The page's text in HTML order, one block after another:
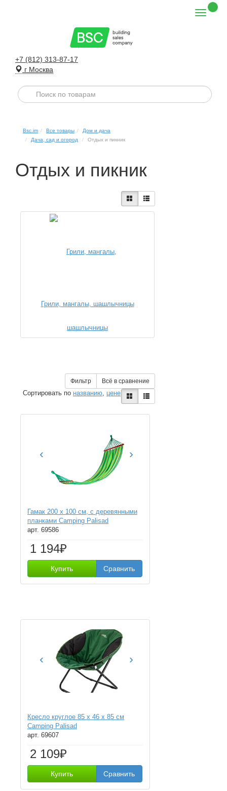
+7 (812) 313-87-17
г Москва
Bsc.im Все товары
Дом и дача
Дача, сад и огород
Отдых и пикник
Отдых и пикник
Грили, мангалы, шашлычницы
Фильтр Всё в сравнение
Сортировать по названию, цене
‹ ›
Гамак 200 х 100 см, с деревянными
планками Camping Palisad
арт. 69586
1 194₽
Купить Сравнить
‹ ›
Кресло круглое 85 х 46 х 85 см
Camping Palisad
арт. 69607
2 109₽
Купить Сравнить